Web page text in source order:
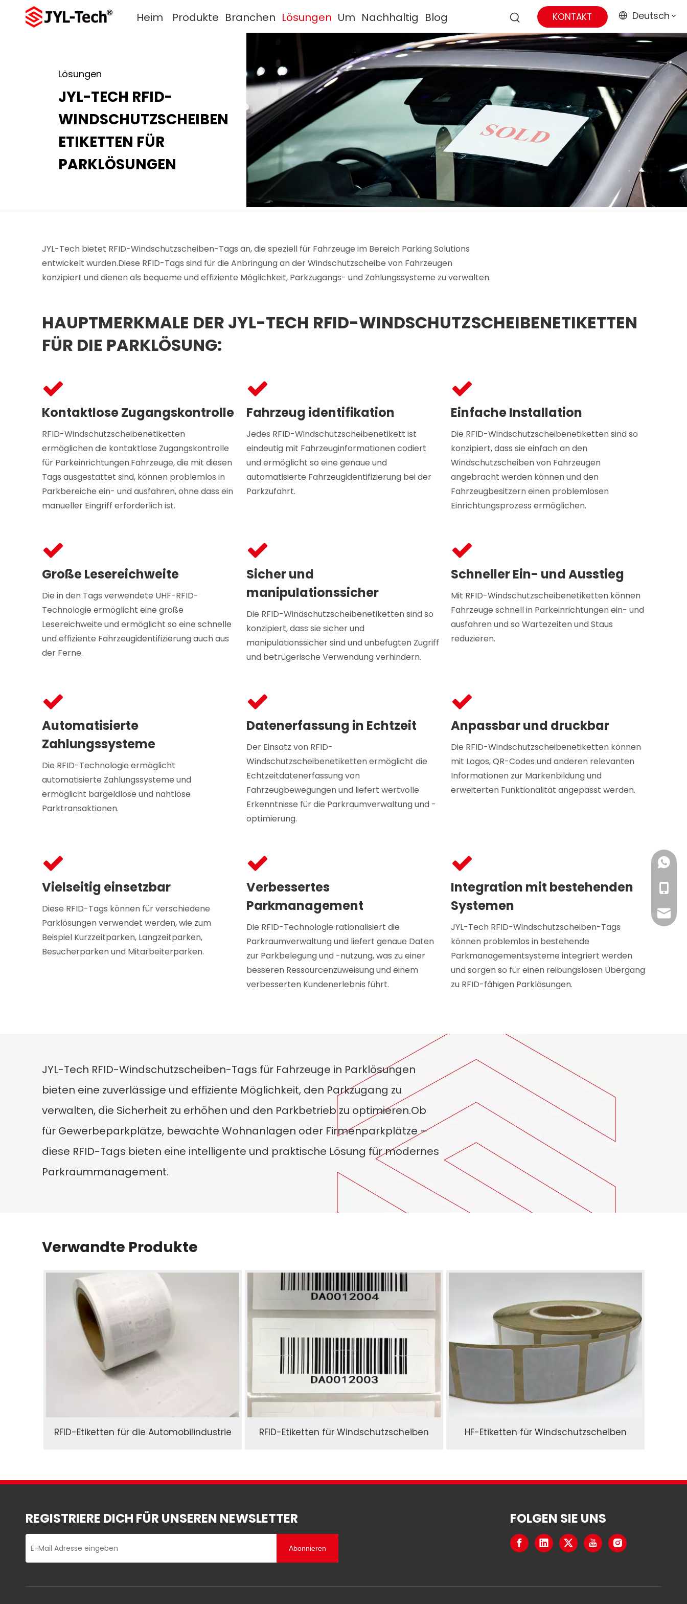
Heim Produkte Branchen Lösungen Um Nachhaltig Blog KONTAKT Deutsch
Lösungen
JYL-TECH RFID-
WINDSCHUTZSCHEIBEN
ETIKETTEN FÜR
PARKLÖSUNGEN
JYL-Tech bietet RFID-Windschutzscheiben-Tags an, die speziell für Fahrzeuge im Bereich Parking Solutions
entwickelt wurden.Diese RFID-Tags sind für die Anbringung an der Windschutzscheibe von Fahrzeugen
konzipiert und dienen als bequeme und effiziente Möglichkeit, Parkzugangs- und Zahlungssysteme zu verwalten.
HAUPTMERKMALE DER JYL-TECH RFID-WINDSCHUTZSCHEIBENETIKETTEN
FÜR DIE PARKLÖSUNG:
Kontaktlose Zugangskontrolle
RFID-Windschutzscheibenetiketten
ermöglichen die kontaktlose Zugangskontrolle
für Parkeinrichtungen.Fahrzeuge, die mit diesen
Tags ausgestattet sind, können problemlos in
Parkbereiche ein- und ausfahren, ohne dass ein
manueller Eingriff erforderlich ist.
Fahrzeug identifikation
Jedes RFID-Windschutzscheibenetikett ist
eindeutig mit Fahrzeuginformationen codiert
und ermöglicht so eine genaue und
automatisierte Fahrzeugidentifizierung bei der
Parkzufahrt.
Einfache Installation
Die RFID-Windschutzscheibenetiketten sind so
konzipiert, dass sie einfach an den
Windschutzscheiben von Fahrzeugen
angebracht werden können und den
Fahrzeugbesitzern einen problemlosen
Einrichtungsprozess ermöglichen.
Große Lesereichweite
Die in den Tags verwendete UHF-RFID-
Technologie ermöglicht eine große
Lesereichweite und ermöglicht so eine schnelle
und effiziente Fahrzeugidentifizierung auch aus
der Ferne.
Sicher und
manipulationssicher
Die RFID-Windschutzscheibenetiketten sind so
konzipiert, dass sie sicher und
manipulationssicher sind und unbefugten Zugriff
und betrügerische Verwendung verhindern.
Schneller Ein- und Ausstieg
Mit RFID-Windschutzscheibenetiketten können
Fahrzeuge schnell in Parkeinrichtungen ein- und
ausfahren und so Wartezeiten und Staus
reduzieren.
Automatisierte
Zahlungssysteme
Die RFID-Technologie ermöglicht
automatisierte Zahlungssysteme und
ermöglicht bargeldlose und nahtlose
Parktransaktionen.
Datenerfassung in Echtzeit
Der Einsatz von RFID-
Windschutzscheibenetiketten ermöglicht die
Echtzeitdatenerfassung von
Fahrzeugbewegungen und liefert wertvolle
Erkenntnisse für die Parkraumverwaltung und -
optimierung.
Anpassbar und druckbar
Die RFID-Windschutzscheibenetiketten können
mit Logos, QR-Codes und anderen relevanten
Informationen zur Markenbildung und
erweiterten Funktionalität angepasst werden.
Vielseitig einsetzbar
Diese RFID-Tags können für verschiedene
Parklösungen verwendet werden, wie zum
Beispiel Kurzzeitparken, Langzeitparken,
Besucherparken und Mitarbeiterparken.
Verbessertes
Parkmanagement
Die RFID-Technologie rationalisiert die
Parkraumverwaltung und liefert genaue Daten
zur Parkbelegung und -nutzung, was zu einer
besseren Ressourcenzuweisung und einem
verbesserten Kundenerlebnis führt.
Integration mit bestehenden
Systemen
JYL-Tech RFID-Windschutzscheiben-Tags
können problemlos in bestehende
Parkmanagementsysteme integriert werden
und sorgen so für einen reibungslosen Übergang
zu RFID-fähigen Parklösungen.
JYL-Tech RFID-Windschutzscheiben-Tags für Fahrzeuge in Parklösungen
bieten eine zuverlässige und effiziente Möglichkeit, den Parkzugang zu
verwalten, die Sicherheit zu erhöhen und den Parkbetrieb zu optimieren.Ob
für Gewerbeparkplätze, bewachte Wohnanlagen oder Firmenparkplätze –
diese RFID-Tags bieten eine intelligente und praktische Lösung für modernes
Parkraummanagement.
Verwandte Produkte
RFID-Etiketten für die Automobilindustrie RFID-Etiketten für Windschutzscheiben HF-Etiketten für Windschutzscheiben
REGISTRIERE DICH FÜR UNSEREN NEWSLETTER
Abonnieren
FOLGEN SIE UNS
+86